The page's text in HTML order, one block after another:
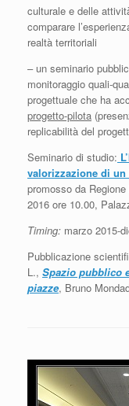
culturale e delle
comparare
realtà territoriali
– un seminario
monitoraggio quali-
progettuale che ha
progetto-pilota
replicabilità del
Seminario di studio:
valorizzazione di
promosso da
2016 ore 10.00,
Timing: marzo 2015-
Pubblicazione
L., Spazio pubblico
piazze, Bruno